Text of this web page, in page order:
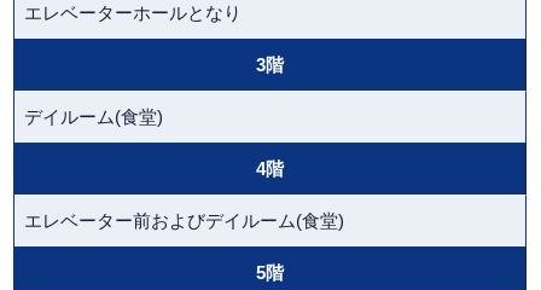
エレベーターホールとなり
3階
デイルーム(食堂)
4階
エレベーター前およびデイルーム(食堂)
5階